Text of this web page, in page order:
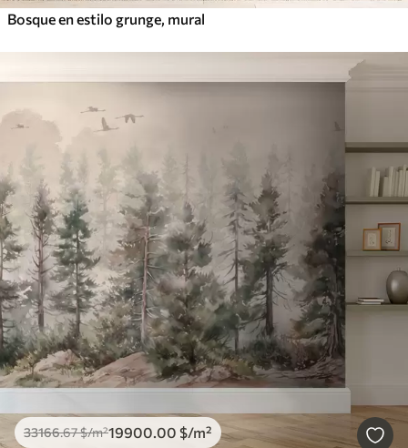
Bosque en estilo grunge, mural
33166.67$/m²19900.00 $/m²